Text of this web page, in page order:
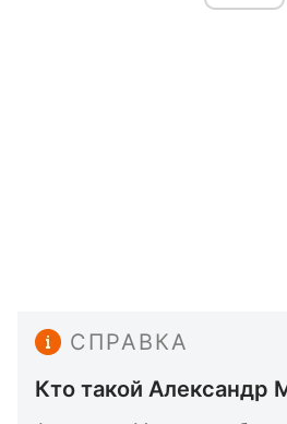
СПРАВКА
Кто такой Александр